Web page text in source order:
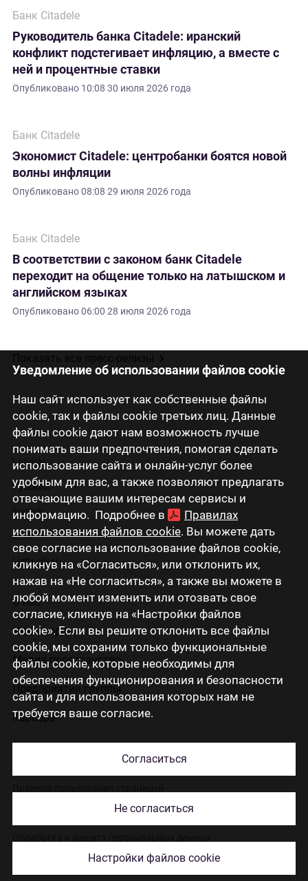
Уведомление об использовании файлов cookie
Наш сайт использует как собственные файлы
cookie, так и файлы cookie третьих лиц. Данные
файлы cookie дают нам возможность лучше
понимать ваши предпочтения, помогая сделать
использование сайта и онлайн-услуг более
удобным для вас, а также позволяют предлагать
отвечающие вашим интересам сервисы и
информацию. Подробнее в
Правилах
использования файлов cookie. Вы можете дать
свое согласие на использование файлов cookie,
кликнув на «Согласиться», или отклонить их,
нажав на «Не согласиться», а также вы можете в
любой момент изменить или отозвать свое
согласие, кликнув на «Настройки файлов
cookie». Если вы решите отклонить все файлы
cookie, мы сохраним только функциональные
файлы cookie, которые необходимы для
обеспечения функционирования и безопасности
сайта и для использования которых нам не
требуется ваше согласие.
Согласиться
Не согласиться
Настройки файлов cookie
Банк Citadele
Руководитель банка Citadele: иранский
конфликт подстегивает инфляцию, а вместе с
ней и процентные ставки
Опубликовано 10:08 30 июля 2026 года
Банк Citadele
Экономист Citadele: центробанки боятся новой
волны инфляции
Опубликовано08:08 29 июля 2026 года
Банк Citadele
В соответствии с законом банк Citadele
переходит на общение только на латышском и
английском языках
Опубликовано06:00 28 июля 2026 года
Latviski
Русский
English
Eesti
Lietuviškai
О нас
Инвесторам
Медиа-пространство
Предприятия группы
Карьера
Контакты
Использование cookies
© 2026 Citadele Group